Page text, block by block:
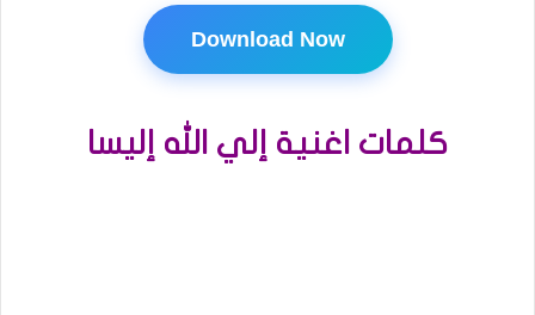
Download Now
كلمات اغنية إلي الله إليسا